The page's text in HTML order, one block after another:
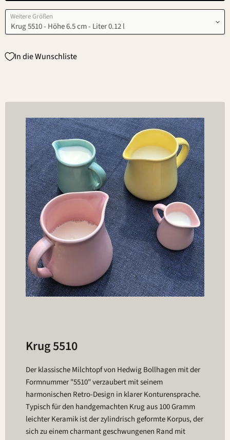
Weitere Größen
In die Wunschliste
Krug 5510
Der klassische Milchtopf von Hedwig Bollhagen mit der
Formnummer "5510" verzaubert mit seinem
harmonischen Retro-Design in klarer Konturensprache.
Typisch für den handgemachten Krug aus 100 Gramm
leichter Keramik ist der zylindrisch geformte Korpus, der
sich zu einem charmant geschwungenen Rand mit